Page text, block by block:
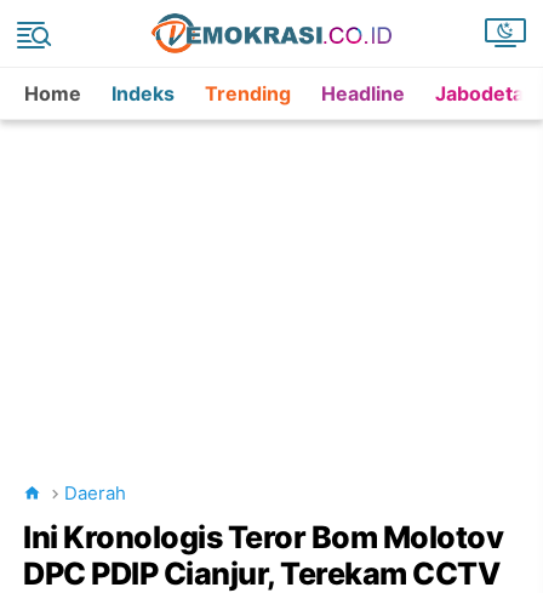
Home Indeks Trending Headline
Daerah
Ini Kronologis Teror Bom Molotov
DPC PDIP Cianjur, Terekam CCTV